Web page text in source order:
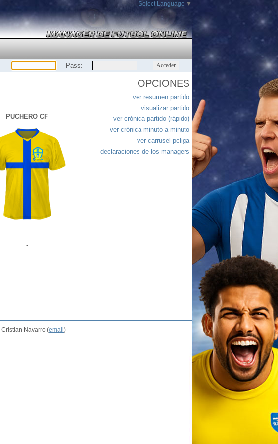
Select Language ▼
Pass:
PUCHERO CF
-
OPCIONES
ver resumen partido
visualizar partido
ver crónica partido (rápido)
ver crónica minuto a minuto
ver carrusel pcliga
declaraciones de los managers
| Cristian Navarro (email )